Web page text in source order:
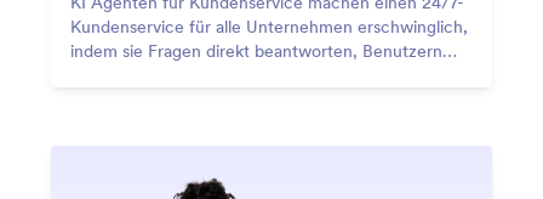
Kundenservice für alle Unternehmen erschwinglich,
indem sie Fragen direkt beantworten, Benutzern